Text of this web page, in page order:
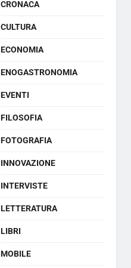
CRONACA
CULTURA
ECONOMIA
ENOGASTRONOMIA
EVENTI
FILOSOFIA
FOTOGRAFIA
INNOVAZIONE
INTERVISTE
LETTERATURA
LIBRI
MOBILE